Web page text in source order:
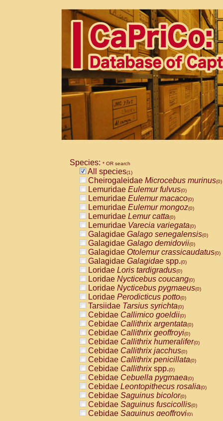
Species: * OR search
All species(1)
Cheirogaleidae Microcebus murinus(0)
Lemuridae Eulemur fulvus(0)
Lemuridae Eulemur macaco(0)
Lemuridae Eulemur mongoz(0)
Lemuridae Lemur catta(0)
Lemuridae Varecia variegata(0)
Galagidae Galago senegalensis(0)
Galagidae Galago demidovii(0)
Galagidae Otolemur crassicaudatus(0)
Galagidae Galagidae spp.(0)
Loridae Loris tardigradus(0)
Loridae Nycticebus coucang(0)
Loridae Nycticebus pygmaeus(0)
Loridae Perodicticus potto(0)
Tarsiidae Tarsius syrichta(0)
Cebidae Callimico goeldii(0)
Cebidae Callithrix argentata(0)
Cebidae Callithrix geoffroyi(0)
Cebidae Callithrix humeralifer(0)
Cebidae Callithrix jacchus(0)
Cebidae Callithrix penicillata(0)
Cebidae Callithrixspp.(0)
Cebidae Cebuella pygmaea(0)
Cebidae Leontopithecus rosalia(0)
Cebidae Saguinus bicolor(0)
Cebidae Saguinus fuscicollis(0)
Cebidae Saguinus geoffroyi(0)